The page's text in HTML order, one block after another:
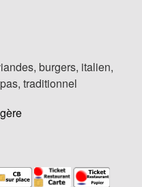
burgers, italien,
traditionnel